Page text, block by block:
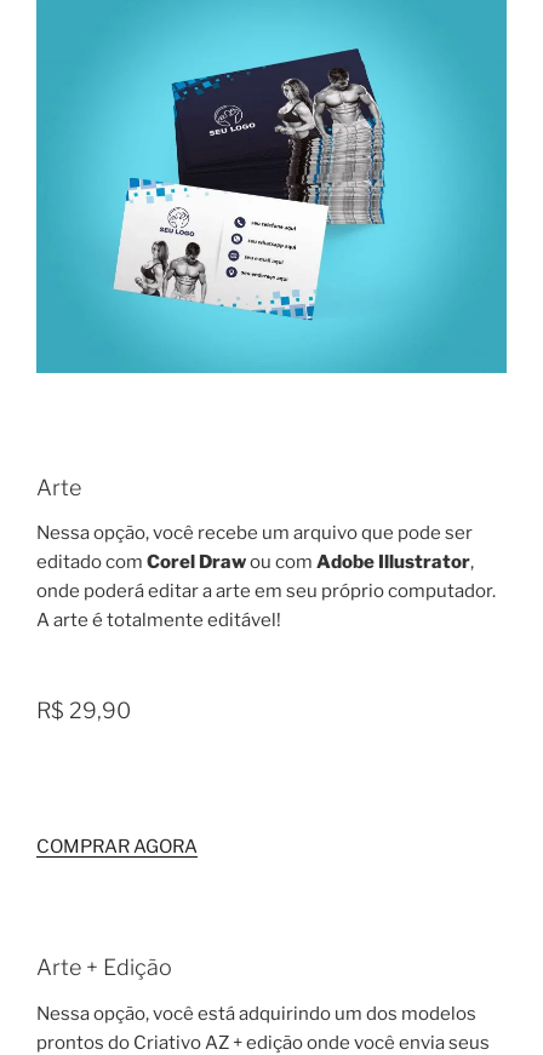
Arte
Nessa opção, você recebe um arquivo que pode ser
editado com Corel Drawou com Adobe Illustrator,
onde poderá editar a arte em seu próprio computador.
A arte é totalmente editável!
R$ 29,90
COMPRAR AGORA
Arte + Edição
Nessa opção, você está adquirindo um dos modelos
prontos do Criativo AZ + edição onde você envia seus